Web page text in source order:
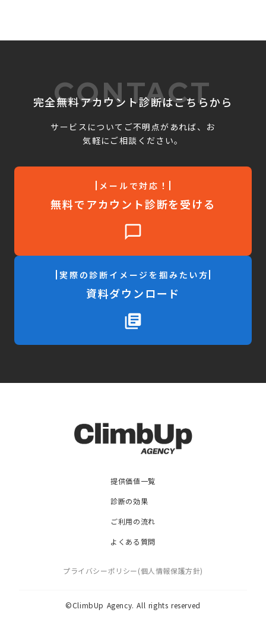
CONTACT
完全無料アカウント診断はこちらから
サービスについてご不明点があれば、お
気軽にご相談ください。
メールで対応！
無料でアカウント診断を受ける
chat_bubble_outline
実際の診断イメージを掴みたい方
資料ダウンロード
library_books
提供価値一覧
診断の効果
ご利用の流れ
よくある質問
プライバシーポリシー(個人情報保護方針)
©️ClimbUp Agency. All rights reserved